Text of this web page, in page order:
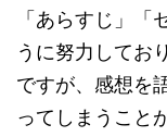
「あらすじ」「
うに努力してお
ですが、感想を
ってしまうこと